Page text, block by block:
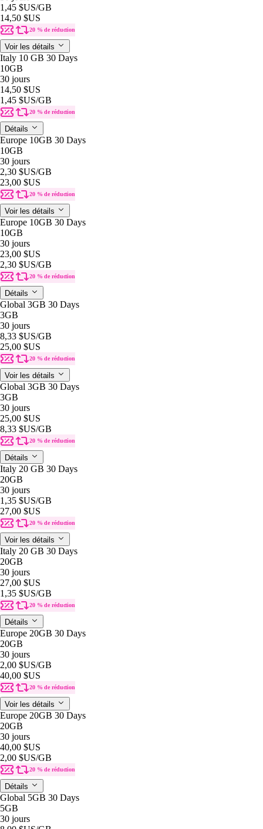
1,45 $US/GB
14,50 $US
20 % de réduction
Voir les détails
Italy 10 GB 30 Days
10GB
30 jours
14,50 $US
1,45 $US/GB
20 % de réduction
Détails
Europe 10GB 30 Days
10GB
30 jours
2,30 $US/GB
23,00 $US
20 % de réduction
Voir les détails
Europe 10GB 30 Days
10GB
30 jours
23,00 $US
2,30 $US/GB
20 % de réduction
Détails
Global 3GB 30 Days
3GB
30 jours
8,33 $US/GB
25,00 $US
20 % de réduction
Voir les détails
Global 3GB 30 Days
3GB
30 jours
25,00 $US
8,33 $US/GB
20 % de réduction
Détails
Italy 20 GB 30 Days
20GB
30 jours
1,35 $US/GB
27,00 $US
20 % de réduction
Voir les détails
Italy 20 GB 30 Days
20GB
30 jours
27,00 $US
1,35 $US/GB
20 % de réduction
Détails
Europe 20GB 30 Days
20GB
30 jours
2,00 $US/GB
40,00 $US
20 % de réduction
Voir les détails
Europe 20GB 30 Days
20GB
30 jours
40,00 $US
2,00 $US/GB
20 % de réduction
Détails
Global 5GB 30 Days
5GB
30 jours